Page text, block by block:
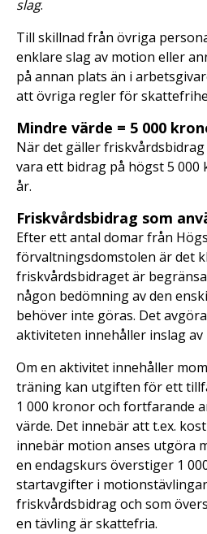
slag.
Till skillnad från övriga
enklare slag av motion eller
på annan plats än i
att övriga regler för
Mindre värde = 5 000
När det gäller
vara ett bidrag på högst 5
år.
Friskvårdsbidrag som
Efter ett antal domar från
förvaltningsdomstolen är det
friskvårdsbidraget är
någon bedömning av den
behöver inte göras. Det
aktiviteten innehåller inslag av
Om en aktivitet innehåller
träning kan utgiften för ett
1 000 kronor och fortfarande
värde. Det innebär att t.ex.
innebär motion anses utgöra
en endagskurs överstiger 1
startavgifter i
friskvårdsbidrag och som
en tävling är skattefria.